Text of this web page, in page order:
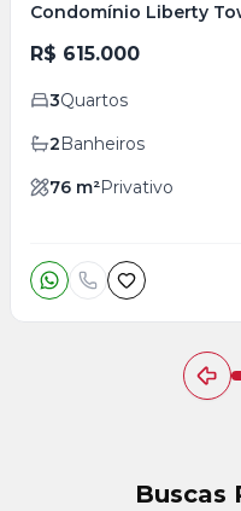
Condomínio Liberty
R$ 615.000
3Quartos
2Banheiros
76 m²Privativo
Buscas